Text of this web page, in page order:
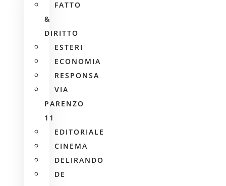
FATTO
&
DIRITTO
ESTERI
ECONOMIA
RESPONSA
VIA
PARENZO
11
EDITORIALE
CINEMA
DELIRANDO
DE